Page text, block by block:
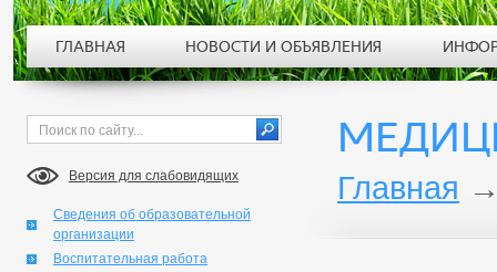
Версия для слабовидящих
Сведения об образовательной
организации
Воспитательная работа
Главная
ГЛАВНАЯ НОВОСТИ И ОБЪЯВЛЕНИЯ